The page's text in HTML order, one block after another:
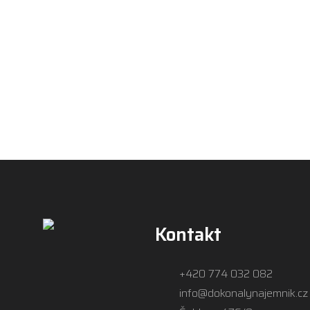
Kontakt
+420 774 032 082
info@dokonalynajemnik.cz